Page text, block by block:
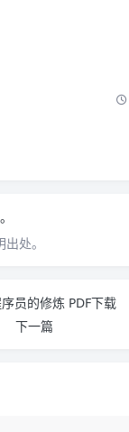
处。
员的修炼 PDF下载
下一篇